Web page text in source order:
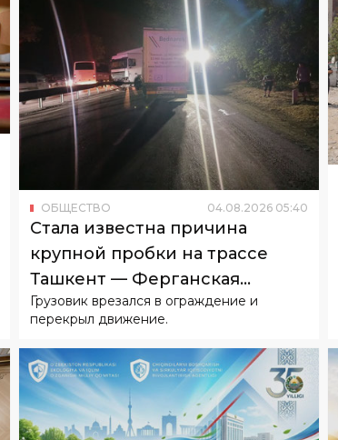
ОБЩЕСТВО 04 .08.2026 05: 40
Стала известна причина
крупной пробки на трассе
Ташкент — Ферганская
долина
Грузовик врезался в ограждение и
перекрыл движение.